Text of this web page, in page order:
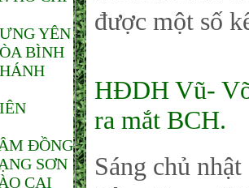
YÊN
BÌNH
ĐỒNG
SƠN
CAI
được một số
HĐDH Vũ-
ra mắt BCH.
Sáng chủ